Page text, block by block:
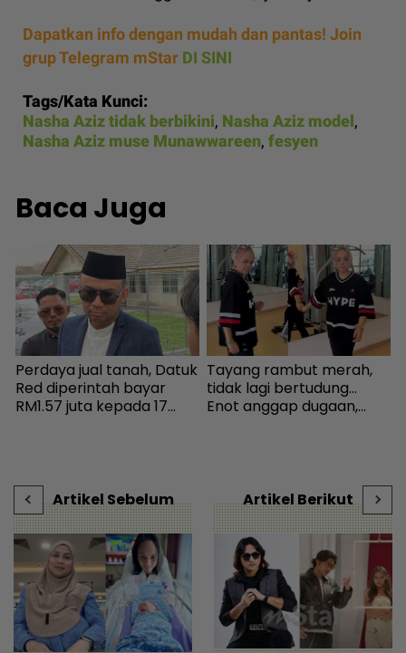
Dapatkan info dengan mudah dan pantas! Join
grup Telegram mStar DI SINI
Tags/Kata Kunci:
Nasha Aziz tidak berbikini, Nasha Aziz model,
Nasha Aziz muse Munawwareen, fesyen
Baca Juga
Perdaya jual tanah, Datuk
Red diperintah bayar
RM1.57 juta kepada 17
Tayang rambut merah,
tidak lagi bertudung...
Enot anggap dugaan,
Artikel Sebelum
Artikel Berikut